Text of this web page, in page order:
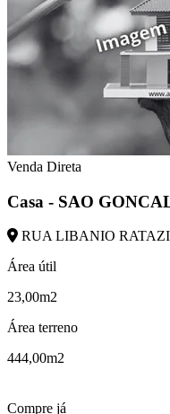
Venda Direta
Casa - SAO
RUA LIBANIO
Área útil
23,00m2
Área terreno
444,00m2
Compre já